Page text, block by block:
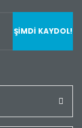
ŞİMDİ KAYDOL!